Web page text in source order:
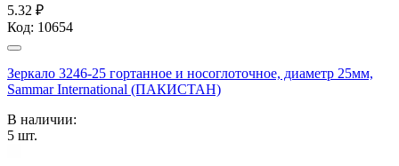
5.32 ₽
Код: 10654
Зеркало 3246-25 гортанное и носоглоточное, диаметр 25мм,
Sammar International (ПАКИСТАН)
В наличии:
5 шт.